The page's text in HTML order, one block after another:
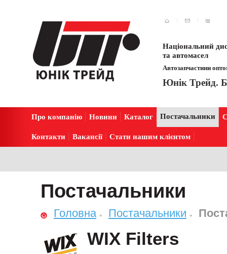
Національний
та автомасел
Автозапчастини
Юнік Трейд.
Про компанію Новини Каталог Постачальники
Контакти Вакансії Стати нашим клієнтом
Постачальники
Головна Постачальники
WIX Filters